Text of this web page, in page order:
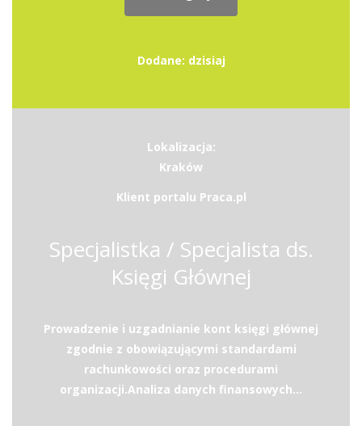
Dodane: dzisiaj
Lokalizacja:
Kraków
Klient portalu Praca.pl
Specjalistka / Specjalista ds.
Księgi Głównej
Prowadzenie i uzgadnianie kont księgi głównej
zgodnie z obowiązującymi standardami
rachunkowości oraz procedurami
organizacji.Analiza danych finansowych...